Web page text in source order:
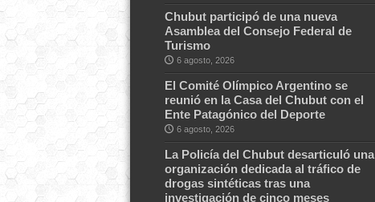
Chubut participó de una nueva
Asamblea del Consejo Federal de
Turismo
6 agosto, 2026
El Comité Olímpico Argentino se
reunió en la Casa del Chubut con el
Ente Patagónico del Deporte
6 agosto, 2026
La Policía del Chubut desarticuló una
organización dedicada al tráfico de
drogas sintéticas tras una
investigación de cinco meses